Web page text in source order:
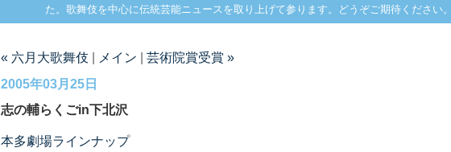
た。歌舞伎を中心に伝統芸能ニュースを取り上げて参ります。どうぞご期待ください。
« 六月大歌舞伎 メイン
芸術院賞受賞 »
2005年03月25日
志の輔らくごin下北沢
本多劇場ラインナップ